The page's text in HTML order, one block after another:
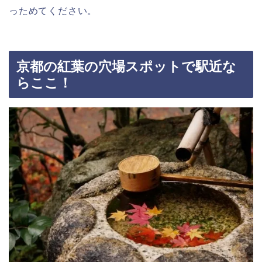
っためてください。
京都の紅葉の穴場スポットで駅近な
らここ！